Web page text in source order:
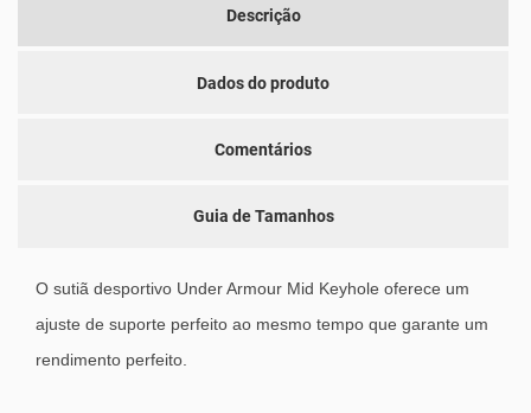
Descrição
Dados do produto
Comentários
Guia de Tamanhos
O sutiã desportivo Under Armour Mid Keyhole oferece um
ajuste de suporte perfeito ao mesmo tempo que garante um
rendimento perfeito.